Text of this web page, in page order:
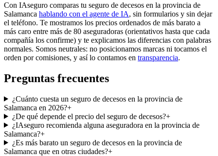
Con IAseguro comparas tu seguro de decesos en la provincia de
Salamanca hablando con el agente de IA, sin formularios y sin dejar
el teléfono. Te mostramos los precios ordenados de más barato a
más caro entre más de 80 aseguradoras (orientativos hasta que cada
compañía los confirme) y te explicamos las diferencias con palabras
normales. Somos neutrales: no posicionamos marcas ni tocamos el
orden por comisiones, y así lo contamos en transparencia.
Preguntas frecuentes
¿Cuánto cuesta un seguro de decesos en la provincia de
Salamanca en 2026?+
¿De qué depende el precio del seguro de decesos?+
¿IAseguro recomienda alguna aseguradora en la provincia de
Salamanca?+
¿Es más barato un seguro de decesos en la provincia de
Salamanca que en otras ciudades?+